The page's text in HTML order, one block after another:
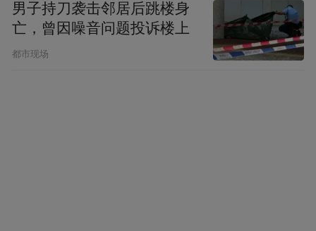
男子持刀袭击邻居后跳楼身
亡，曾因噪音问题投诉楼上
都市现场